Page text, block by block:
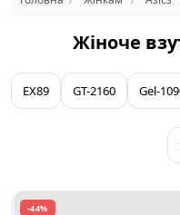
Жіноче
EX89 GT-2160 Gel-
-44%